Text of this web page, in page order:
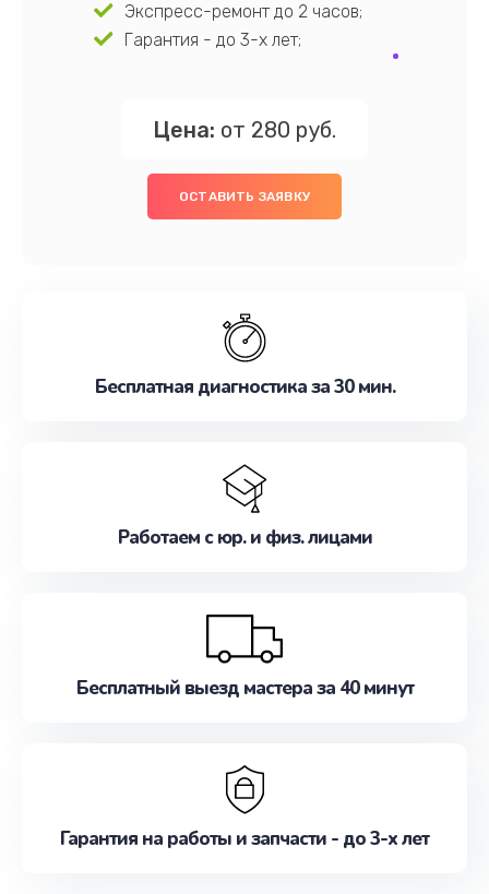
Экспресс-ремонт до 2 часов;
Гарантия - до 3-х лет;
Цена: от 280 руб.
ОСТАВИТЬ ЗАЯВКУ
Бесплатная диагностика за 30 мин.
Работаем с юр. и физ. лицами
Бесплатный выезд мастера за 40 минут
Гарантия на работы и запчасти - до 3-х лет